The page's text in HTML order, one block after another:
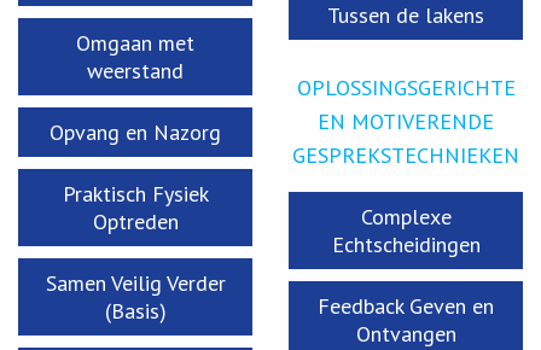
Omgaan met
weerstand
Opvang en Nazorg
Praktisch Fysiek
Optreden
Samen Veilig Verder
(Basis)
Tussen de lakens
OPLOSSINGSGERICHTE
EN MOTIVERENDE
GESPREKSTECHNIEKEN
Complexe
Echtscheidingen
Feedback Geven en
Ontvangen